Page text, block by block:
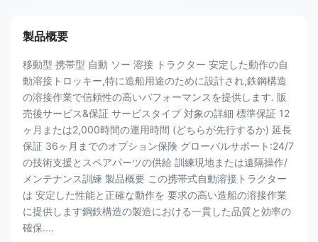
製品概要
移動型 携帯型 自動 ソー 溶接 トラクター 安定した動作の自
動溶接トロッキー,特に造船用途のために設計され,鉄鋼構造
の溶接作業で信頼性の高いパフォーマンスを提供します. 販
売後サービス&保証 サービスタイプ 対象の詳細 標準保証 12
ヶ月または2,000時間の運用時間 (どちらが先行するか) 延長
保証 36ヶ月までのオプション保険 グローバルサポート:24/7
の技術支援とスペアパーツの供給 訓練現地または遠隔操作/
メンテナンス訓練 製品概要 この携帯式自動溶接トラクター
は 安定した性能と正確な動作を 要求の高い造船の溶接作業
に提供します鋼鉄構造の製造における一貫した品質と効率の
確保....